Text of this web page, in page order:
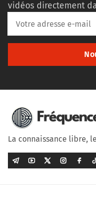
vidéos directement
La connaissance libre,